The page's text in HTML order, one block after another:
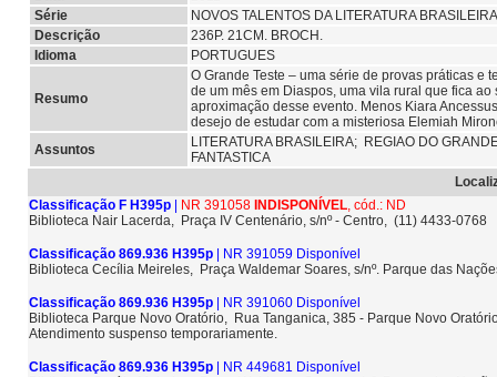
Série
NOVOS TALENTOS DA LITERATURA BRASILEIRA
Descrição
236P. 21CM. BROCH.
Idioma
PORTUGUES
Resumo
O Grande Teste – uma série de provas práticas
de um mês em Diaspos, uma vila rural que fica
aproximação desse evento. Menos Kiara
desejo de estudar com a misteriosa Elemiah
Assuntos
LITERATURA BRASILEIRA; REGIAO DO
FANTASTICA
Classificação F H395p
NR 391058 INDISPONÍVEL, cód.: ND
Biblioteca Nair Lacerda, Praça IV Centenário, s/nº - Centro, (11) 4433-0768
Classificação 869.936 H395p | NR 391059 Disponível
Biblioteca Cecília Meireles, Praça Waldemar Soares, s/nº. Parque das
Classificação 869.936 H395p | NR 391060 Disponível
Biblioteca Parque Novo Oratório, Rua Tanganica, 385 - Parque Novo
Atendimento suspenso temporariamente.
Classificação 869.936 H395p | NR 449681 Disponível